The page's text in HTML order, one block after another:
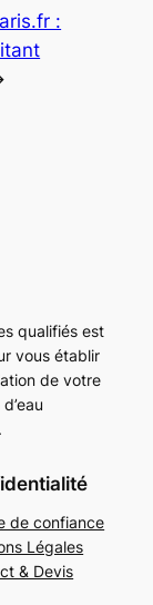
:
qualifiés est
vous établir
de votre
de confiance
Légales
& Devis